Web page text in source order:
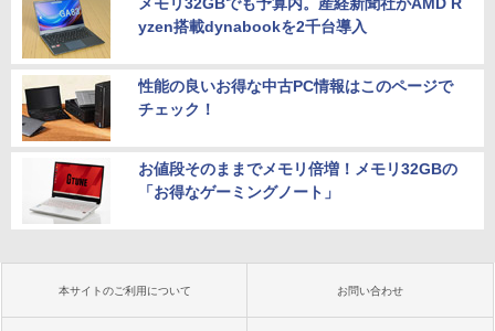
yzen搭載dynabookを2千台導入
性能の良いお得な中古PC情報はこのページで
チェック！
お値段そのままでメモリ倍増！メモリ32GBの
「お得なゲーミングノート」
本サイトのご利用について お問い合わせ